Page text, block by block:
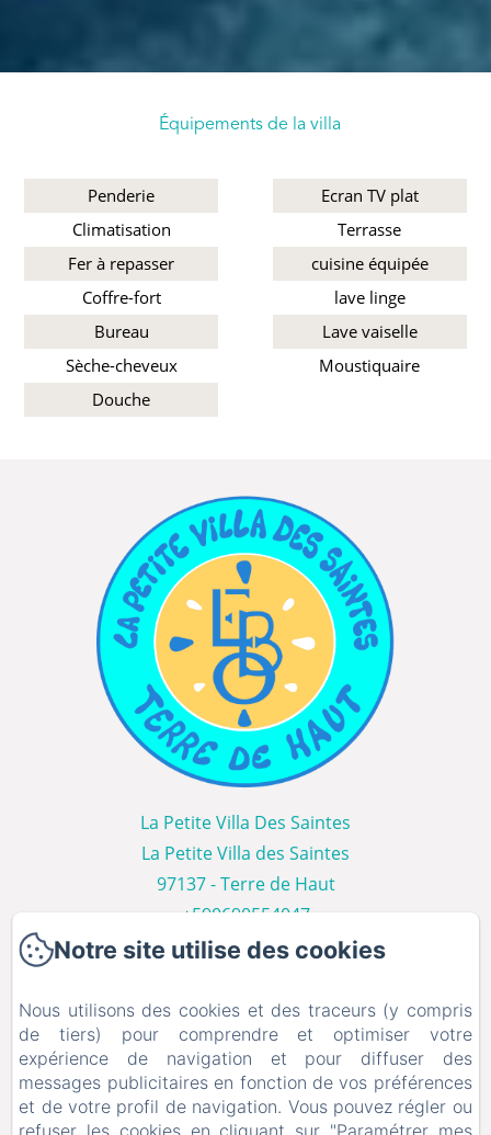
Équipements de la villa
Penderie
Climatisation
Fer à repasser
Coffre-fort
Bureau
Sèche-cheveux
Douche
Ecran TV plat
Terrasse
cuisine équipée
lave linge
Lave vaiselle
Moustiquaire
La Petite Villa Des Saintes
La Petite Villa des Saintes
97137 - Terre de Haut
+590690554047
Contactez nous
Les Villas
Galerie Photos
Les Saintes
Contact
Notre site utilise des cookies
Nous utilisons des cookies et des traceurs (y compris
de tiers) pour comprendre et optimiser votre
expérience de navigation et pour diffuser des
messages publicitaires en fonction de vos préférences
et de votre profil de navigation. Vous pouvez régler ou
refuser les cookies en cliquant sur "Paramétrer mes